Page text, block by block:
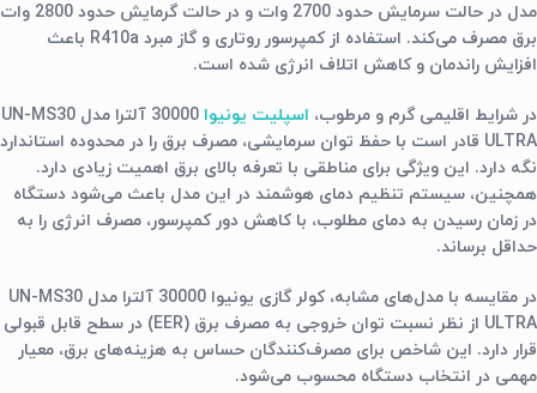
مدل در حالت سرمایش حدود 2700 وات و در حالت گرمایش حدود 2800 وات
برق مصرف می‌کند. استفاده از کمپرسور روتاری و گاز مبرد R410a باعث
افزایش راندمان و کاهش اتلاف انرژی شده است.
در شرایط اقلیمی گرم و مرطوب، اسپلیت یونیوا
30000 آلترا مدل UN-MS30
ULTRA قادر است با حفظ توان سرمایشی، مصرف برق را در محدوده استاندارد
نگه دارد. این ویژگی برای مناطقی با تعرفه بالای برق اهمیت زیادی دارد.
همچنین، سیستم تنظیم دمای هوشمند در این مدل باعث می‌شود دستگاه
در زمان رسیدن به دمای مطلوب، با کاهش دور کمپرسور، مصرف انرژی را به
حداقل برساند.
در مقایسه با مدل‌های مشابه، کولر گازی یونیوا 30000 آلترا مدل UN-MS30
ULTRA از نظر نسبت توان خروجی به مصرف برق (EER) در سطح قابل قبولی
قرار دارد. این شاخص برای مصرف‌کنندگان حساس به هزینه‌های برق، معیار
مهمی در انتخاب دستگاه محسوب می‌شود.